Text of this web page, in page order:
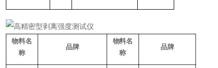
物料名
称
品牌
物料名
称
品牌